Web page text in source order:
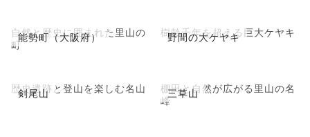
能勢町（大阪府）
自然と歴史に囲まれた里山の
町
野間の大ケヤキ
樹齢千年を超える巨大ケヤキ
剣尾山
歴史遺跡と登山を楽しむ名山 三草山
棚田と自然が広がる里山の名
峰